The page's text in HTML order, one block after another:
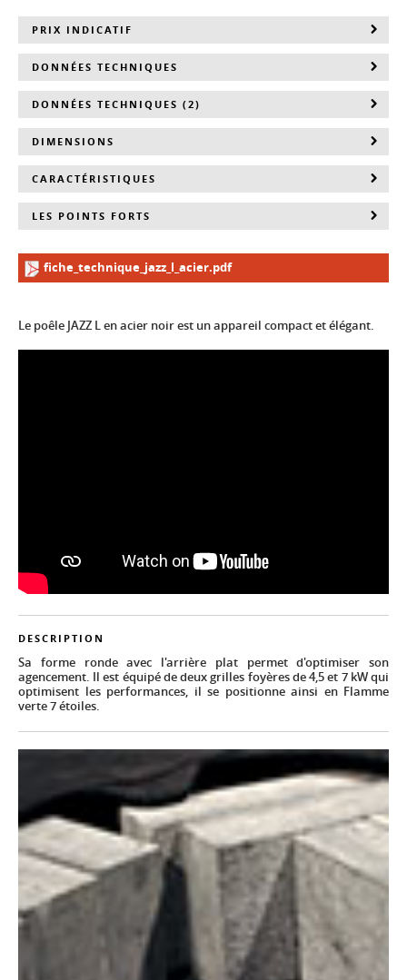
Le poêle JAZZ L en acier noir est un appareil compact et élégant.
DESCRIPTION
Sa forme ronde avec l'arrière plat permet d'optimiser son
agencement. Il est équipé de deux grilles foyères de 4,5 et 7 kW qui
optimisent les performances, il se positionne ainsi en Flamme
verte 7 étoiles.
PRIX INDICATIF
DONNÉES TECHNIQUES
DONNÉES TECHNIQUES (2)
DIMENSIONS
CARACTÉRISTIQUES
LES POINTS FORTS
fiche_technique_jazz_l_acier.pdf